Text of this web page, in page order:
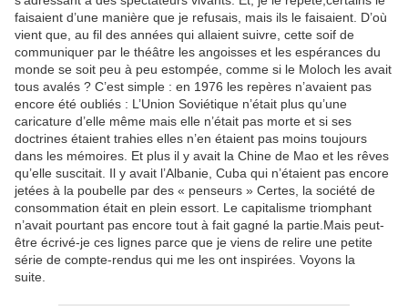
faisaient d’une manière que je refusais, mais ils le faisaient. D’où
vient que, au fil des années qui allaient suivre, cette soif de
communiquer par le théâtre les angoisses et les espérances du
monde se soit peu à peu estompée, comme si le Moloch les avait
tous avalés ? C’est simple : en 1976 les repères n’avaient pas
encore été oubliés : L’Union Soviétique n’était plus qu’une
caricature d’elle même mais elle n’était pas morte et si ses
doctrines étaient trahies elles n’en étaient pas moins toujours
dans les mémoires. Et plus il y avait la Chine de Mao et les rêves
qu’elle suscitait. Il y avait l’Albanie, Cuba qui n’étaient pas encore
jetées à la poubelle par des « penseurs » Certes, la société de
consommation était en plein essort. Le capitalisme triomphant
n’avait pourtant pas encore tout à fait gagné la partie.Mais peut-
être écrivé-je ces lignes parce que je viens de relire une petite
série de compte-rendus qui me les ont inspirées. Voyons la
suite.